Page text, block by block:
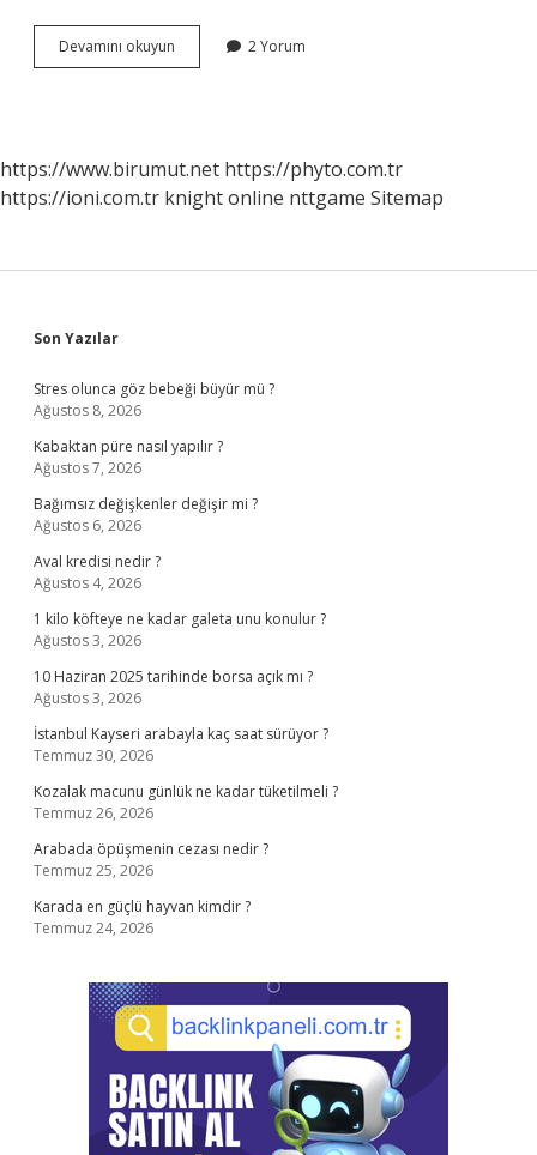
Devamını okuyun Dövülen
Çocuk
2 Yorum
https://www.birumut.net https://phyto.com.tr
https://ioni.com.tr knight online nttgame Sitemap
Sidebar
Son Yazılar
Stres olunca göz bebeği büyür mü ?
Ağustos 8, 2026
Kabaktan püre nasıl yapılır ?
Ağustos 7, 2026
Bağımsız değişkenler değişir mi ?
Ağustos 6, 2026
Aval kredisi nedir ?
Ağustos 4, 2026
1 kilo köfteye ne kadar galeta unu konulur ?
Ağustos 3, 2026
10 Haziran 2025 tarihinde borsa açık mı ?
Ağustos 3, 2026
İstanbul Kayseri arabayla kaç saat sürüyor ?
Temmuz 30, 2026
Kozalak macunu günlük ne kadar tüketilmeli ?
Temmuz 26, 2026
Arabada öpüşmenin cezası nedir ?
Temmuz 25, 2026
Karada en güçlü hayvan kimdir ?
Temmuz 24, 2026